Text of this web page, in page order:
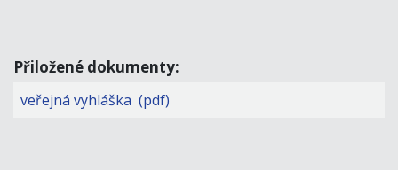
Přiložené dokumenty:
veřejná vyhláška (pdf)